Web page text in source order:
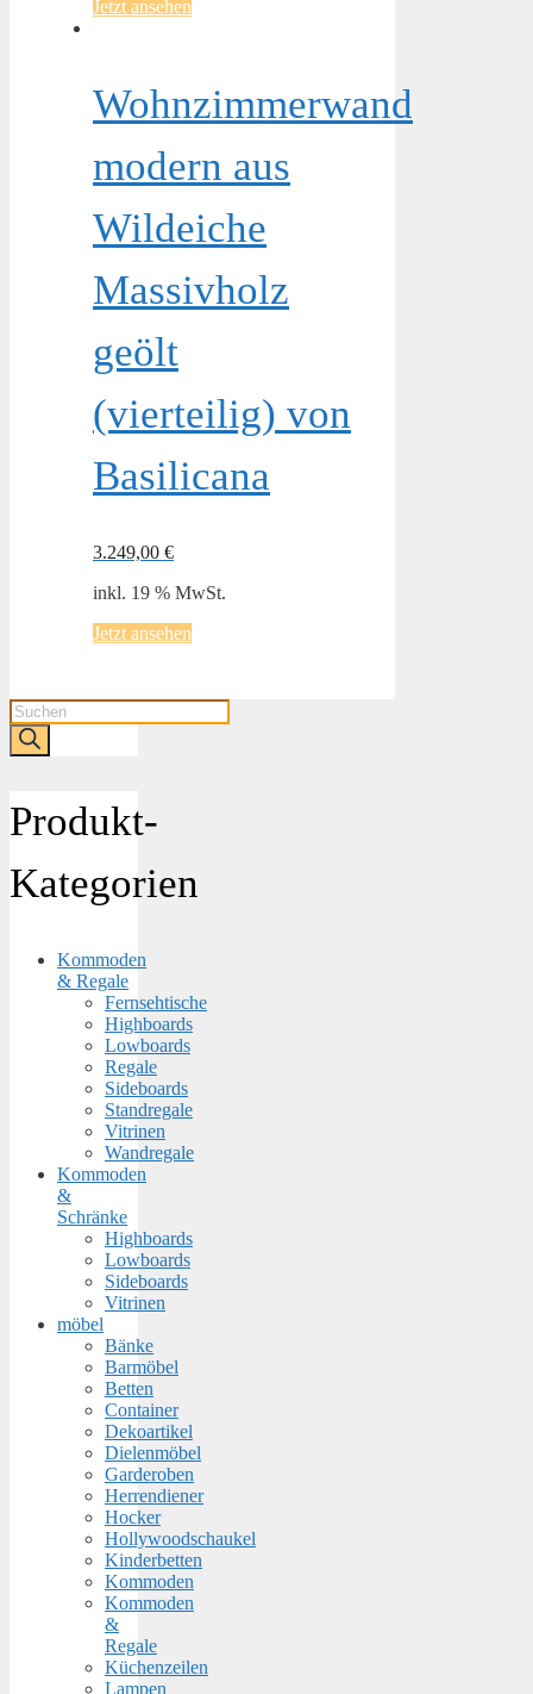
Jetzt ansehen
Wohnzimmerwand
modern aus
Wildeiche
Massivholz
geölt
(vierteilig) von
Basilicana
3.249,00 €
inkl. 19 % MwSt.
Jetzt ansehen
Products
search
Produkt-
Kategorien
Kommoden
& Regale
Fernsehtische
Highboards
Lowboards
Regale
Sideboards
Standregale
Vitrinen
Wandregale
Kommoden
&
Schränke
Highboards
Lowboards
Sideboards
Vitrinen
möbel
Bänke
Barmöbel
Betten
Container
Dekoartikel
Dielenmöbel
Garderoben
Herrendiener
Hocker
Hollywoodschaukel
Kinderbetten
Kommoden
Kommoden
&
Regale
Küchenzeilen
Lampen